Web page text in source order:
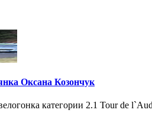
Оксана Козончук
категории 2.1 Tour de